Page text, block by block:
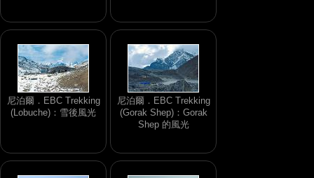
尼泊爾．EBC Trekking
(Lobuche)：雪後風光
尼泊爾．EBC Trekking
(Gorak Shep)：Gorak
Shep 的風光